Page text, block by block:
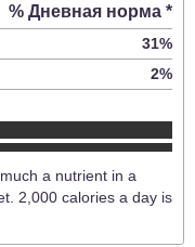
% Дневная норма *
31%
2%
a nutrient in a
2,000 calories a day is